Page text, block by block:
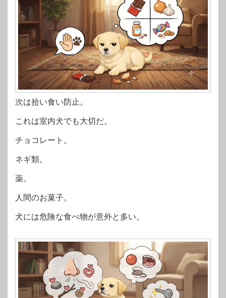
次は拾い食い防止。
これは室内犬でも大切だ。
チョコレート。
ネギ類。
薬。
人間のお菓子。
犬には危険な食べ物が意外と多い。